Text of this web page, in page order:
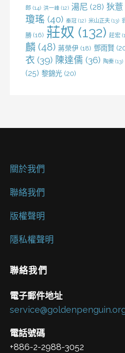
郎 (14) 洪一峰 (12) 湯尼 (28) 狄薏
瓊瑤 (40) 秦冠 (12) 米山正夫 (13)
勝 (16) 莊奴 (132) 莊宏
麟 (48) 蔣榮伊 (18) 鄧雨賢
衣 (39) 陳達儒 (36) 陶秦 (13)
(25) 黎錦光 (20)
關於我們
聯絡我們
版權聲明
隱私權聲明
聯絡我們
電子郵件地址
電話號碼
+886-2-2988-3052